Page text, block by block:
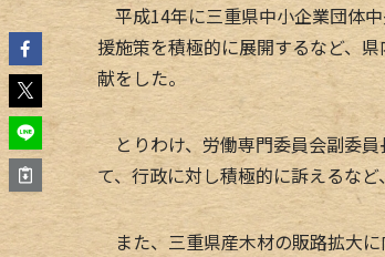
平成14年に三重県中小企業団体
援施策を積極的に展開するなど、
献をした。
とりわけ、労働専門委員会副委員
て、行政に対し積極的に訴えるな
また、三重県産木材の販路拡大に